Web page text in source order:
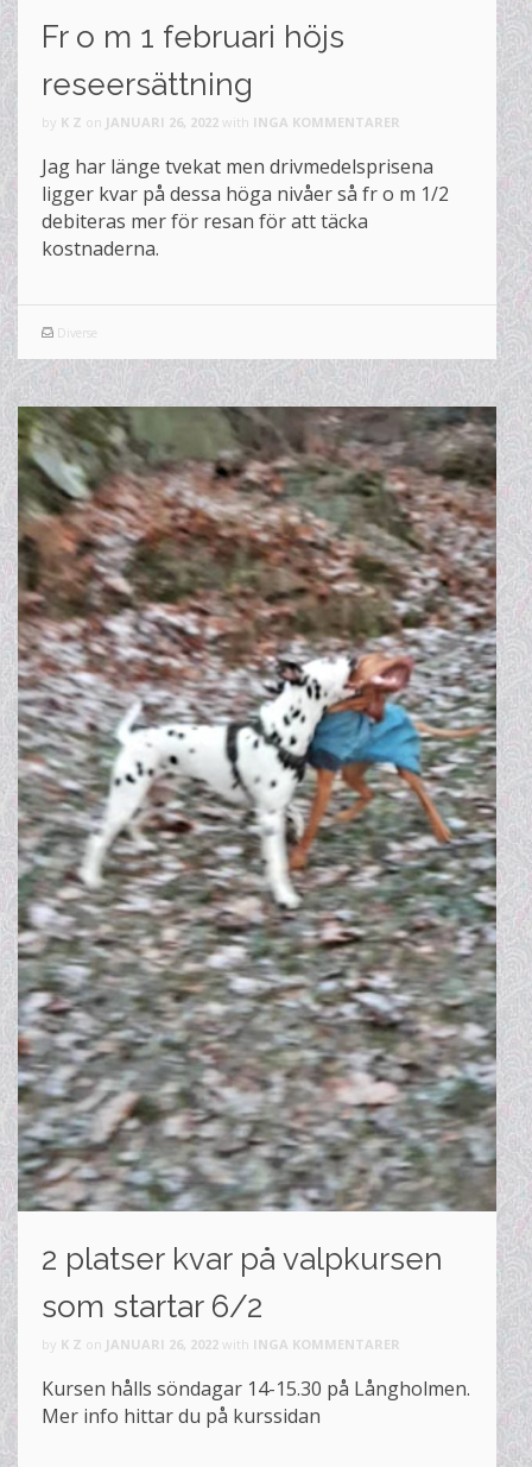
Fr o m 1 februari höjs
reseersättning
by K Z on JANUARI 26, 2022 with INGA KOMMENTARER
Jag har länge tvekat men drivmedelsprisena
ligger kvar på dessa höga nivåer så fr o m 1/2
debiteras mer för resan för att täcka
kostnaderna.
Diverse
2 platser kvar på valpkursen
som startar 6/2
by K Z on JANUARI 26, 2022 with INGA KOMMENTARER
Kursen hålls söndagar 14-15.30 på Långholmen.
Mer info hittar du på kurssidan